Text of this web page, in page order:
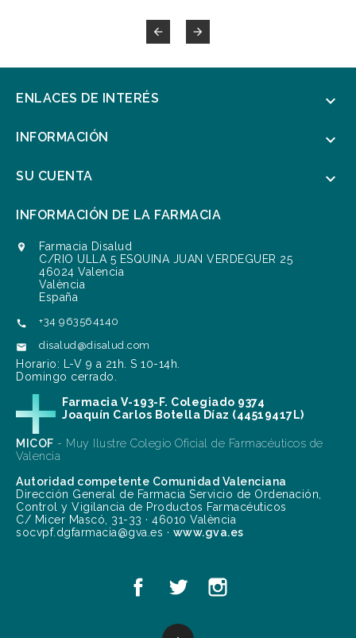
 
ENLACES DE INTERÉS 
INFORMACIÓN 
SU CUENTA 
INFORMACIÓN DE LA FARMACIA

Farmacia Disalud
C/RIO ULLA 5 ESQUINA JUAN VERDEGUER 25
46024 Valencia
València
España
 +34 963564140
 disalud@disalud.com
Horario: L-V 9 a 21h. S 10-14h.
Domingo cerrado.
Farmacia V-193-F. Colegiado 9374
Joaquín Carlos Botella Díaz (44519417L)
MICOF - Muy Ilustre Colegio Oficial de Farmacéuticos de
Valencia
Autoridad competente Comunidad Valenciana
Dirección General de Farmacia Servicio de Ordenación,
Control y Vigilancia de Productos Farmacéuticos
C/ Micer Mascó, 31-33 · 46010 València
socvpf.dgfarmacia@gva.es · www.gva.es